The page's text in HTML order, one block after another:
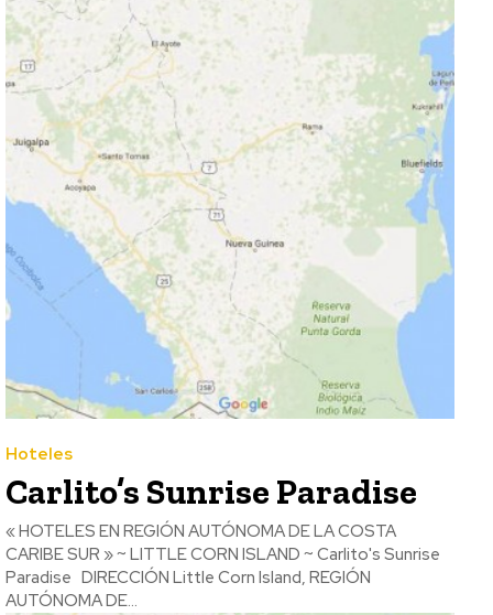
Hoteles
Carlito’s Sunrise Paradise
« HOTELES EN REGIÓN AUTÓNOMA DE LA COSTA
CARIBE SUR » ~ LITTLE CORN ISLAND ~ Carlito's Sunrise
Paradise DIRECCIÓN Little Corn Island, REGIÓN
AUTÓNOMA DE...